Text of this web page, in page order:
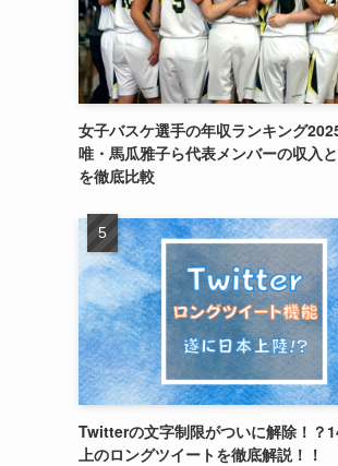
女子バスケ選手の年収ランキング
唯・馬瓜雅子ら代表メンバーの収入
を徹底比較
Twitterの文字制限がついに解除！？
上のロングツイートを徹底解説！！